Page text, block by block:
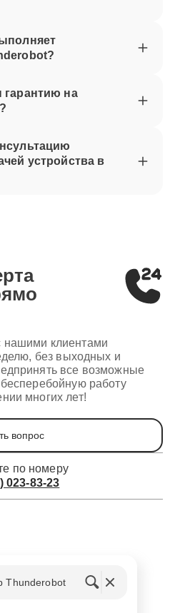
гарантию на
устройства в
нашими клиентами
без выходных и
все возможные
работу
многих лет!
вопрос
по номеру
023-83-23
Thunderobot